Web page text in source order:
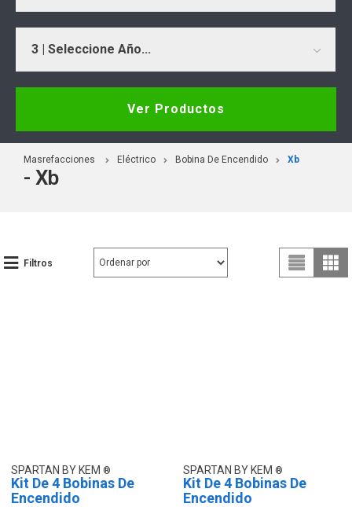
3 | Seleccione Año...
Ver Productos
Masrefacciones Eléctrico Bobina De Encendido Xb
- Xb
Filtros
SPARTAN BY KEM
Kit De 4 Bobinas De
Encendido
SPARTAN BY KEM
Kit De 4 Bobinas De
Encendido